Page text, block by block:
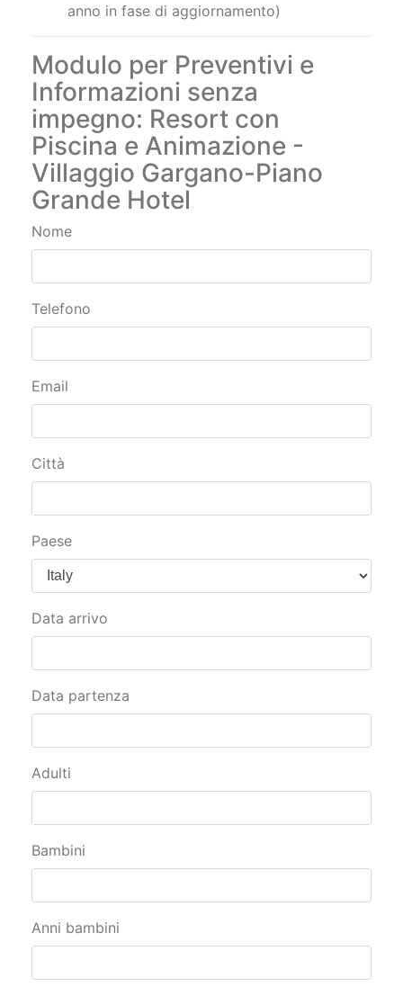
anno in fase di aggiornamento)
Modulo per Preventivi e
Informazioni senza
impegno: Resort con
Piscina e Animazione -
Villaggio Gargano-Piano
Grande Hotel
Nome
Telefono
Email
Città
Paese
Data arrivo
Data partenza
Adulti
Bambini
Anni bambini